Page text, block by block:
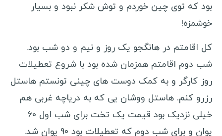
برزیل
پرو
ونزوئلا
بولیوی
کاستاریکا
پاناما
نیکاراگوئه
هندوراس
بود كه توی چین خوردم و توش شكر نبود و بسیار
خوشمزه!
کل اقامتم در هانگجو یک روز و نیم و دو شب بود.
شب دوم اقامتم همزمان شده بود با شروع تعطیلات
روز کارگر و به کمک دوست های چینی تونستم هاستل
رزرو کنم. هاستل ووشان یی که به دریاچه غربی هم
خیلی نزدیک بود قیمت یک تخت برای شب اول ۶۰
یوان و برای شب دوم که تعطیلات بود ۹۰ یوان شد.